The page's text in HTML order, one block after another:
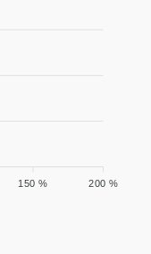
200 %
150 %